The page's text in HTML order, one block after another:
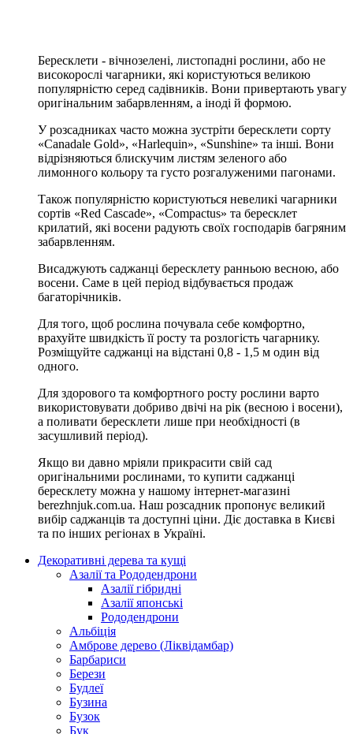
Бересклети - вічнозелені, листопадні рослини, або не
високорослі чагарники, які користуються великою
популярністю серед садівників. Вони привертають увагу
оригінальним забарвленням, а іноді й формою.
У розсадниках часто можна зустріти бересклети сорту
«Canadale Gold», «Harlequin», «Sunshine» та інші. Вони
відрізняються блискучим листям зеленого або
лимонного кольору та густо розгалуженими пагонами.
Також популярністю користуються невеликі чагарники
сортів «Red Cascade», «Compactus» та бересклет
крилатий, які восени радують своїх господарів багряним
забарвленням.
Висаджують саджанці бересклету ранньою весною, або
восени. Саме в цей період відбувається продаж
багаторічників.
Для того, щоб рослина почувала себе комфортно,
врахуйте швидкість її росту та розлогість чагарнику.
Розміщуйте саджанці на відстані 0,8 - 1,5 м один від
одного.
Для здорового та комфортного росту рослини варто
використовувати добриво двічі на рік (весною і восени),
а поливати бересклети лише при необхідності (в
засушливий період).
Якщо ви давно мріяли прикрасити свій сад
оригінальними рослинами, то купити саджанці
бересклету можна у нашому інтернет-магазині
berezhnjuk.com.ua. Наш розсадник пропонує великий
вибір саджанців та доступні ціни. Діє доставка в Києві
та по інших регіонах в Україні.
Декоративні дерева та кущі
Азалії та Рододендрони
Азалії гібридні
Азалії японські
Рододендрони
Альбіція
Амброве дерево (Ліквідамбар)
Барбариси
Берези
Будлеї
Бузина
Бузок
Бук